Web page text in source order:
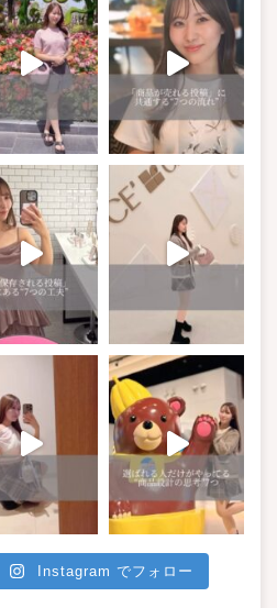
Instagram でフォロー